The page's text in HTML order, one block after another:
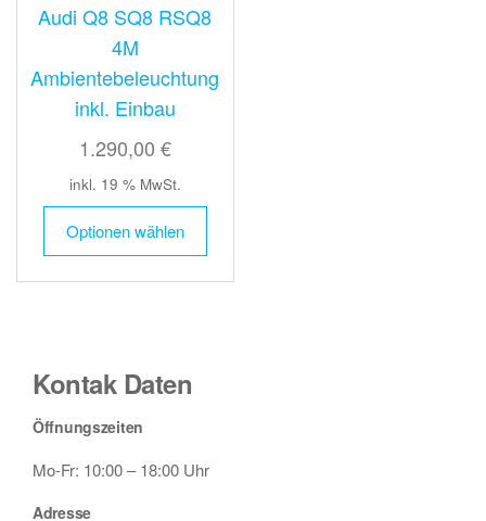
Audi Q8 SQ8 RSQ8
4M
Ambientebeleuchtung
inkl. Einbau
1.290,00 €
inkl. 19 % MwSt.
Optionen wählen
Kontak Daten
Öffnungszeiten
Mo-Fr: 10:00 – 18:00 Uhr
Adresse